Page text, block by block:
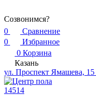
Созвонимся?
0
Сравнение
0
Избранное
0 Корзина
Казань
ул. Проспект Ямашева, 15
14514